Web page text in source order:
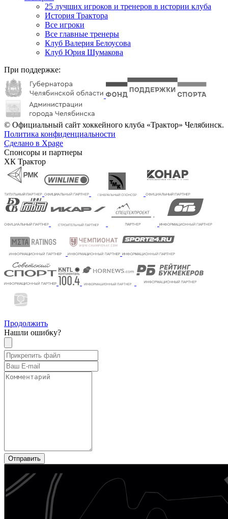
25 лучших игроков и тренеров в истории клуба
История Трактора
Все игроки
Все главные тренеры
Клуб Валерия Белоусова
Клуб Юрия Шумакова
При поддержке:
© Официальный сайт хоккейного клуба «Трактор» Челябинск.
Политика конфиденциальности
Сделано в Xpage
Спонсоры и партнеры
ХК Трактор
Продолжить
Нашли ошибку?